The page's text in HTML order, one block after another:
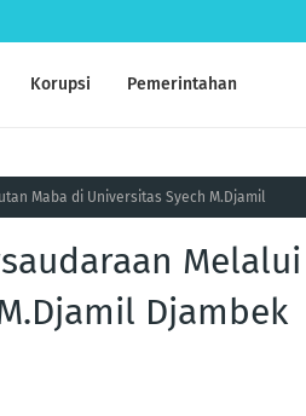
Korupsi Pemerintahan
Maba di Universitas Syech M.Djamil
Melalui
Djambek